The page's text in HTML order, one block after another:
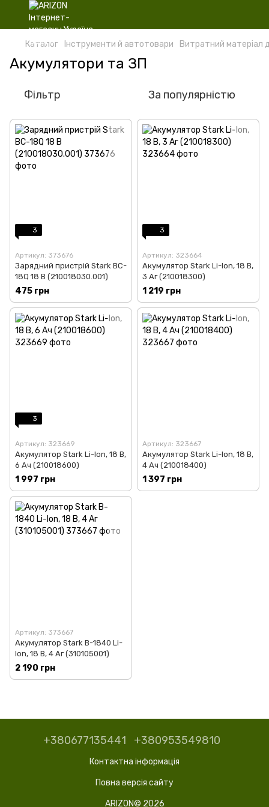
Каталог Інструменти й автотовари Витратний матеріал
Акумулятори та ЗП
Фільтр За популярністю
3
Артикул: 373676
Зарядний пристрій Stark BC-
18Q 18 В (210018030.001)
475 грн
3
Артикул: 323664
Акумулятор Stark Li-Ion, 18 В,
3 Aг (210018300)
1 219 грн
3
Артикул: 323669
Акумулятор Stark Li-Ion, 18 В,
6 Aч (210018600)
1 997 грн
Артикул: 323667
Акумулятор Stark Li-Ion, 18 В,
4 Aч (210018400)
1 397 грн
Артикул: 373667
Акумулятор Stark B-1840 Li-
Ion, 18 В, 4 Aг (310105001)
2 190 грн
+380677135441 +380953549810
Контактна інформація
Повна версія сайту
ARIZON© 2026